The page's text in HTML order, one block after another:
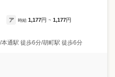
ア 時給 1,177円 ~ 1,177円
通駅 徒歩6分/胡町駅 徒歩6分